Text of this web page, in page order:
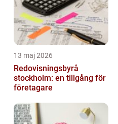
13 maj 2026
Redovisningsbyrå
stockholm: en tillgång för
företagare